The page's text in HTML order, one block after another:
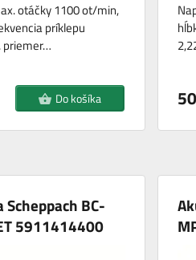
otáčky 1100 ot/min,
príklepu
priemer…
Do košíka
BC-
5911414400